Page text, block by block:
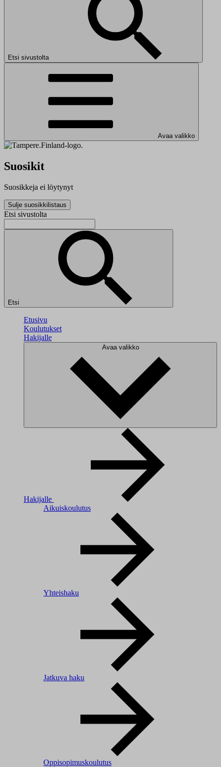
Etsi sivustolta
Avaa valikko
Suosikit
Suosikkeja ei löytynyt
Sulje suosikkilistaus
Etsi sivustolta
Etsi
Etusivu
Koulutukset
Hakijalle
Avaa valikko
Hakijalle
Aikuiskoulutus
Yhteishaku
Jatkuva haku
Oppisopimuskoulutus